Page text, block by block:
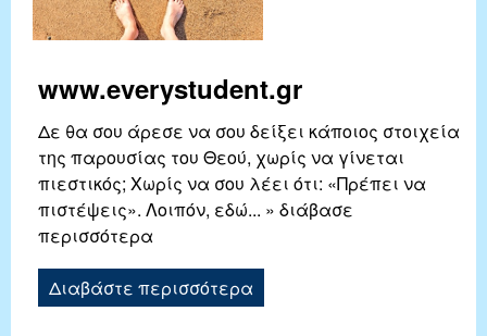
www.everystudent.gr
Δε θα σου άρεσε να σου δείξει κάποιος στοιχεία
της παρουσίας του Θεού, χωρίς να γίνεται
πιεστικός; Χωρίς να σου λέει ότι: «Πρέπει να
πιστέψεις». Λοιπόν, εδώ... » διάβασε
περισσότερα
Διαβάστε περισσότερα